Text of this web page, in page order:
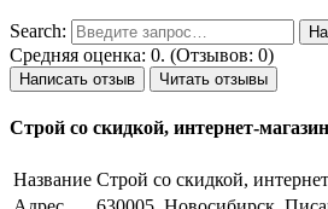
Search:
Средняя оценка: 0. (Отзывов: 0)
Написать отзыв Читать отзывы
Строй со скидкой, интернет-магазин
Название Строй со скидкой,